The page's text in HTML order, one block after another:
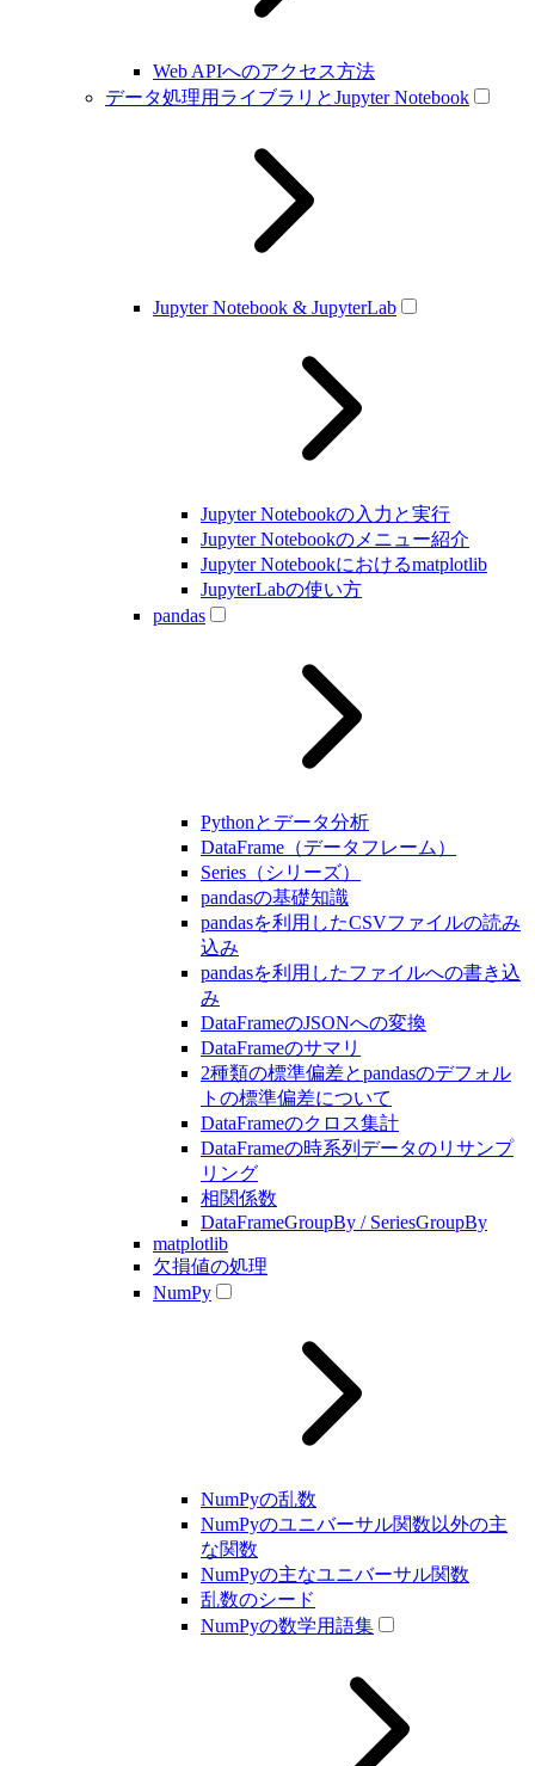
Web APIへのアクセス方法
データ処理用ライブラリとJupyter Notebook
Jupyter Notebook & JupyterLab
Jupyter Notebookの入力と実行
Jupyter Notebookのメニュー紹介
Jupyter Notebookにおけるmatplotlib
JupyterLabの使い方
pandas
Pythonとデータ分析
DataFrame（データフレーム）
Series（シリーズ）
pandasの基礎知識
pandasを利用したCSVファイルの読み
込み
pandasを利用したファイルへの書き込
み
DataFrameのJSONへの変換
DataFrameのサマリ
2種類の標準偏差とpandasのデフォル
トの標準偏差について
DataFrameのクロス集計
DataFrameの時系列データのリサンプ
リング
相関係数
DataFrameGroupBy / SeriesGroupBy
matplotlib
欠損値の処理
NumPy
NumPyの乱数
NumPyのユニバーサル関数以外の主
な関数
NumPyの主なユニバーサル関数
乱数のシード
NumPyの数学用語集